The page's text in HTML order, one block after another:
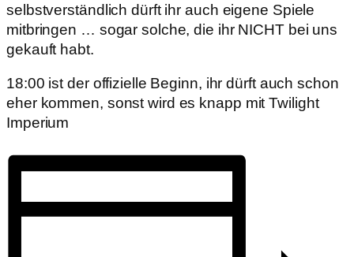
selbstverständlich dürft ihr auch eigene Spiele
mitbringen … sogar solche, die ihr NICHT bei uns
gekauft habt.
18:00 ist der offizielle Beginn, ihr dürft auch schon
eher kommen, sonst wird es knapp mit Twilight
Imperium